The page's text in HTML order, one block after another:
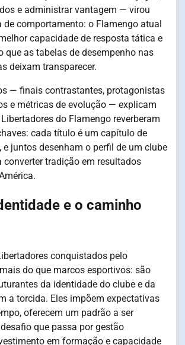
e administrar vantagem — virou
de comportamento: o Flamengo atual
capacidade de resposta tática e
que as tabelas de desempenho nas
deixam transparecer.
— finais contrastantes, protagonistas
e métricas de evolução — explicam
do Flamengo reverberam
cada título é um capítulo de
juntos desenham o perfil de um clube
converter tradição em resultados
e o caminho
conquistados pelo
do que marcos esportivos: são
da identidade do clube e da
a torcida. Eles impõem expectativas
oferecem um padrão a ser
que passa por gestão
em formação e capacidade